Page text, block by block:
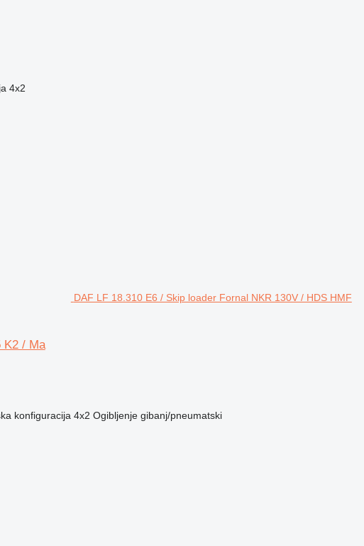
4x2
DAF LF 18.310 E6 / Skip loader Fornal NKR 130V / HDS HMF
K2 / Ma
konfiguracija 4x2 Ogibljenje gibanj/pneumatski